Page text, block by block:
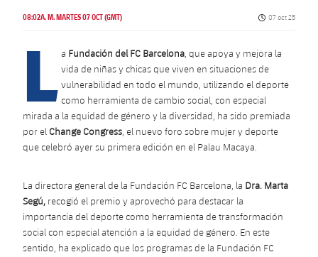
08:02A. M. MARTES 07 OCT (GMT) Fecha de
07 oct 25
L a Fundación del FC Barcelona, que apoya y mejora la
vida de niñas y chicas que viven en situaciones de
vulnerabilidad en todo el mundo, utilizando el deporte
como herramienta de cambio social, con especial
mirada a la equidad de género y la diversidad, ha sido premiada
por el Change Congress, el nuevo foro sobre mujer y deporte
que celebró ayer su primera edición en el Palau Macaya.
La directora general de la Fundación FC Barcelona, la Dra. Marta
Segú, recogió el premio y aprovechó para destacar la
importancia del deporte como herramienta de transformación
social con especial atención a la equidad de género. En este
sentido, ha explicado que los programas de la Fundación FC